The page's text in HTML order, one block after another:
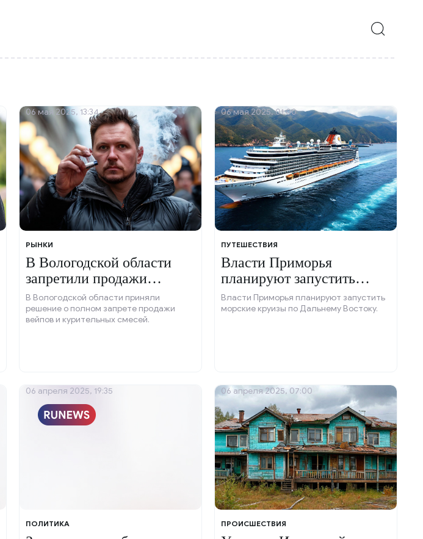
РЫНКИ
В Вологодской области
запретили продажи
вейпов.
В Вологодской области приняли
решение о полном запрете продажи
вейпов и курительных смесей.
06 мая 2025, 13:34
ПУТЕШЕСТВИЯ
Власти Приморья
планируют запустить
морские круизы.
Власти Приморья планируют запустить
морские круизы по Дальнему Востоку.
06 мая 2025, 01:00
ПОЛИТИКА
06 апреля 2025, 19:35
ПРОИСШЕСТВИЯ
06 апреля 2025, 07:00